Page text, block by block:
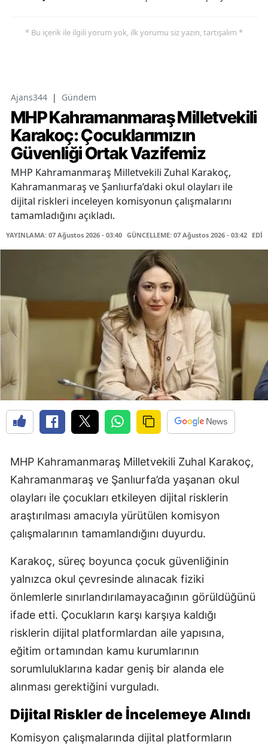
* Bu içerik ile ilgili yorum yok, ilk yorumu siz yazın, tartışalım *
Ajans344 | Gündem
MHP Kahramanmaraş Milletvekili
Karakoç: Çocuklarımızın
Güvenliği Ortak Vazifemiz
MHP Kahramanmaraş Milletvekili Zuhal Karakoç,
Kahramanmaraş ve Şanlıurfa’daki okul olayları ile
dijital riskleri inceleyen komisyonun çalışmalarını
tamamladığını açıkladı.
YAYINLAMA: 07 Ağustos 2026 - 03:40 GÜNCELLEME: 07 Ağustos 2026 - 03:42
MHP Kahramanmaraş Milletvekili Zuhal Karakoç,
Kahramanmaraş ve Şanlıurfa’da yaşanan okul
olayları ile çocukları etkileyen dijital risklerin
araştırılması amacıyla yürütülen komisyon
çalışmalarının tamamlandığını duyurdu.
Karakoç, süreç boyunca çocuk güvenliğinin
yalnızca okul çevresinde alınacak fiziki
önlemlerle sınırlandırılamayacağının görüldüğünü
ifade etti. Çocukların karşı karşıya kaldığı
risklerin dijital platformlardan aile yapısına,
eğitim ortamından kamu kurumlarının
sorumluluklarına kadar geniş bir alanda ele
alınması gerektiğini vurguladı.
Dijital Riskler de İncelemeye Alındı
Komisyon çalışmalarında dijital platformların